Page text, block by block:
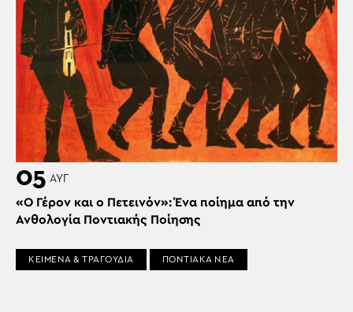
05 ΑΥΓ
«Ο Γέρον και ο Πετεινόν»: Ένα ποίημα από την
Ανθολογία Ποντιακής Ποίησης
ΚΕΙΜΕΝΑ & ΤΡΑΓΟΥΔΙΑ ΠΟΝΤΙΑΚΑ ΝΕΑ